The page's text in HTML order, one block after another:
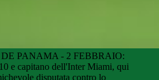
PANAMA - 2 FEBBRAIO:
e capitano dell'Inter Miami, qui
disputata contro lo